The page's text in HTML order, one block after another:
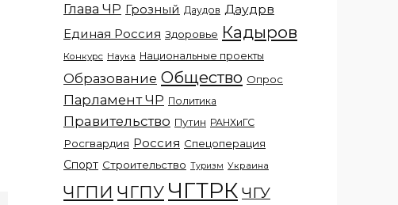
Глава ЧР Грозный Даудов Даудрв
Единая Россия Здоровье Кадыров
Конкурс Наука Национальные проекты
Образование Общество Опрос
Парламент ЧР Политика
Правительство Путин РАНХиГС
Росгвардия Россия Спецоперация
Спорт Строительство Туризм Украина
ЧГПИ ЧГПУ ЧГТРК ЧГУ